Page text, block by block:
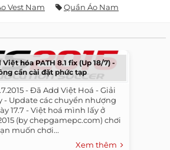
Vest Nam Quần Áo Nam
Việt hóa PATH 8.1 fix (Up 18/7) -
cần cài đặt phức tạp
- Đã Add Việt Hoá - Giải
- Update các chuyển nhượng
17.7 - Việt hoá mình lấy ở
(by chepgamepc.com) chơi
muốn chơi...
Xem thêm